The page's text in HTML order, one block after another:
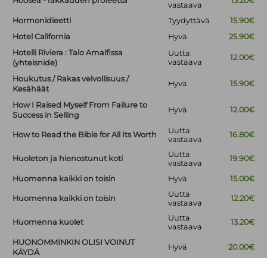
vastaava
Hormonidieetti Tyydyttävä
15.90€
Hotel California
Hyvä
25.90€
Hotelli Riviera : Talo Amalfissa
(yhteisnide)
Uutta
vastaava
12.00€
Houkutus / Rakas velvollisuus /
Kesähäät
Hyvä 15.90€
How I Raised Myself From Failure to
Success in Selling
Hyvä 12.00€
How to Read the Bible for All Its Worth
Uutta
vastaava
16.80€
Huoleton ja hienostunut koti
Uutta
vastaava
19.90€
Huomenna kaikki on toisin Hyvä 15.00€
Huomenna kaikki on toisin
Uutta
vastaava
12.20€
Huomenna kuolet
Uutta
vastaava
13.20€
HUONOMMINKIN OLISI VOINUT
KÄYDÄ
Hyvä 20.00€